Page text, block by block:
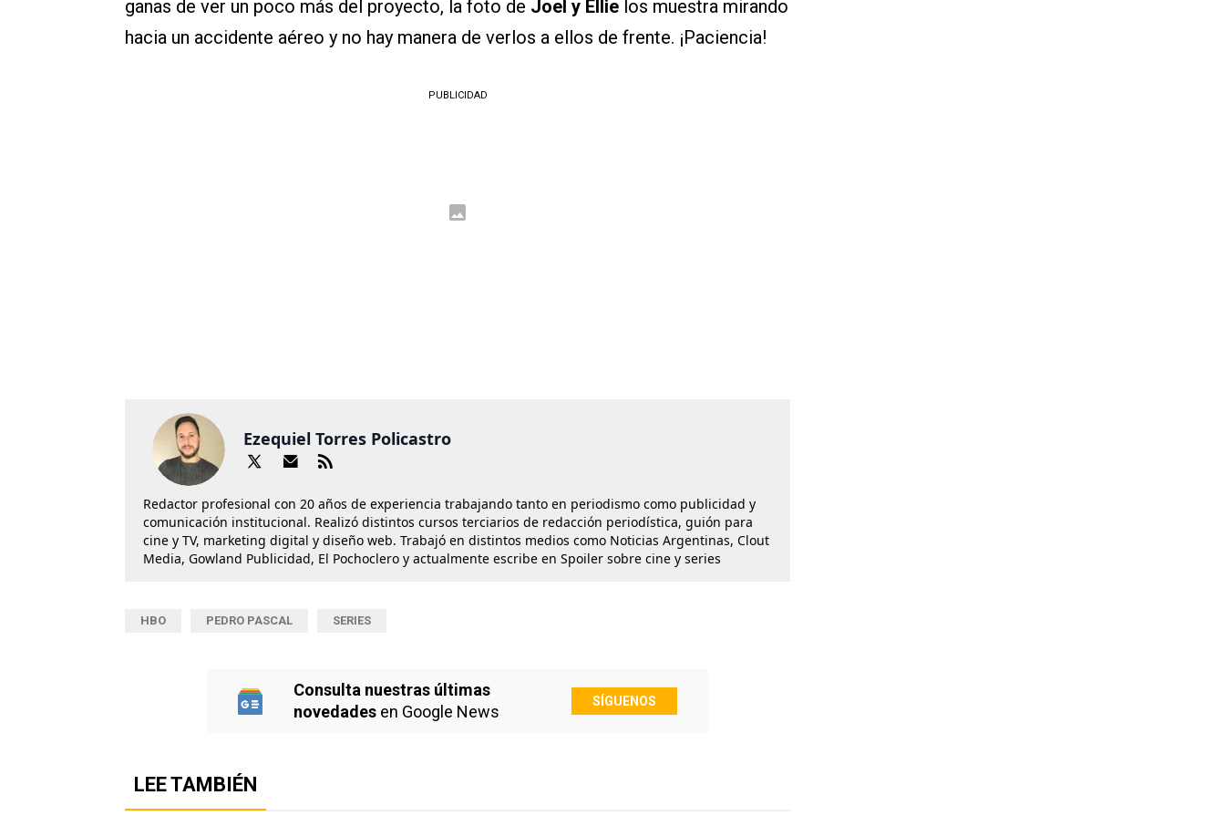
ganas de ver un poco más del proyecto, la foto de Joel y Ellie los muestra mirando
hacia un accidente aéreo y no hay manera de verlos a ellos de frente. ¡Paciencia!
PUBLICIDAD
Ezequiel Torres Policastro
Redactor profesional con 20 años de experiencia trabajando tanto en periodismo como publicidad y
comunicación institucional. Realizó distintos cursos terciarios de redacción periodística, guión para
cine y TV, marketing digital y diseño web. Trabajó en distintos medios como Noticias Argentinas, Clout
Media, Gowland Publicidad, El Pochoclero y actualmente escribe en Spoiler sobre cine y series
HBO PEDRO PASCAL SERIES
Consulta nuestras últimas
novedades en Google News
SÍGUENOS
LEE TAMBIÉN